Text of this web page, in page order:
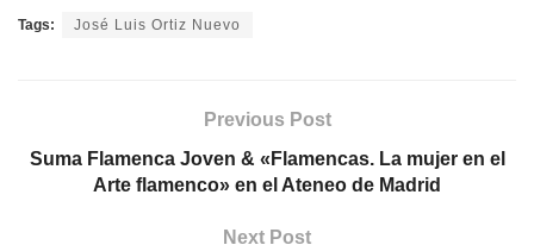
Tags: José Luis Ortiz Nuevo
Previous Post
Suma Flamenca Joven & «Flamencas. La mujer en el
Arte flamenco» en el Ateneo de Madrid
Next Post